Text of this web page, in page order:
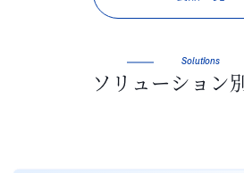
Solutions
ソリューション